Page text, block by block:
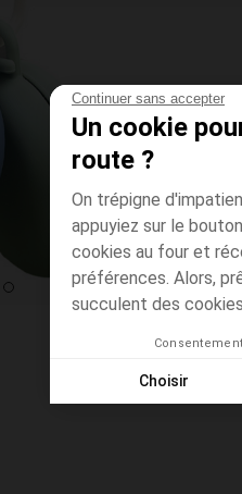
Continuer sans accepter
Un cookie
route ?
On trépigne
appuyiez sur le
cookies au four et
préférences. Alors,
succulent des
Choisir
Plateforme de Gestion